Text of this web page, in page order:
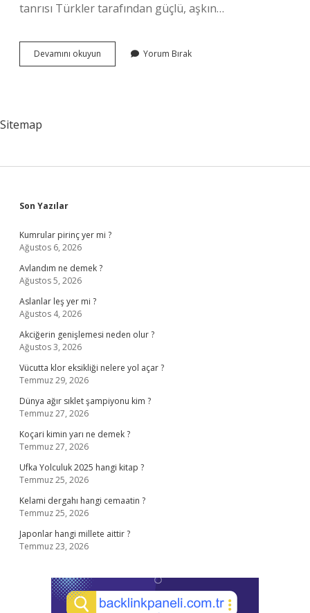
tanrısı Türkler tarafından güçlü, aşkın…
Devamını okuyun
Tengri
Yorum Bırak
Sitemap
Sidebar
Son Yazılar
Kumrular pirinç yer mi ?
Ağustos 6, 2026
Avlandım ne demek ?
Ağustos 5, 2026
Aslanlar leş yer mi ?
Ağustos 4, 2026
Akciğerin genişlemesi neden olur ?
Ağustos 3, 2026
Vücutta klor eksikliği nelere yol açar ?
Temmuz 29, 2026
Dünya ağır sıklet şampiyonu kim ?
Temmuz 27, 2026
Koçari kimin yarı ne demek ?
Temmuz 27, 2026
Ufka Yolculuk 2025 hangi kitap ?
Temmuz 25, 2026
Kelami dergahı hangi cemaatin ?
Temmuz 25, 2026
Japonlar hangi millete aittir ?
Temmuz 23, 2026